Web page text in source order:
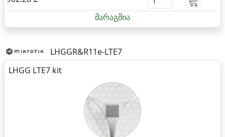
მარაგშია
LHGGR&R11e-LTE7
LHGG LTE7 kit